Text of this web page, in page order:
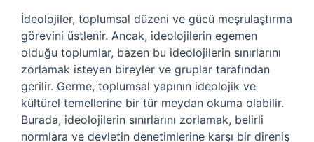
İdeolojiler, toplumsal düzeni ve gücü meşrulaştırma
görevini üstlenir. Ancak, ideolojilerin egemen
olduğu toplumlar, bazen bu ideolojilerin sınırlarını
zorlamak isteyen bireyler ve gruplar tarafından
gerilir. Germe, toplumsal yapının ideolojik ve
kültürel temellerine bir tür meydan okuma olabilir.
Burada, ideolojilerin sınırlarını zorlamak, belirli
normlara ve devletin denetimlerine karşı bir direniş